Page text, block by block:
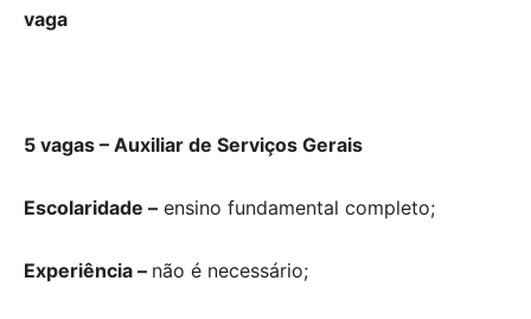
vaga
5 vagas – Auxiliar de Serviços Gerais
Escolaridade – ensino fundamental completo;
Experiência – não é necessário;